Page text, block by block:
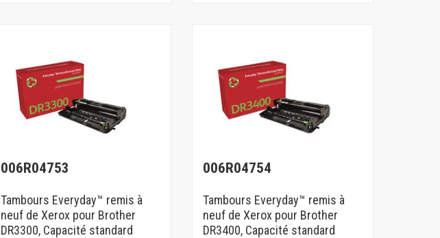
006R04753
Tambours Everyday™ remis à
neuf de Xerox pour Brother
DR3300, Capacité standard
006R04754
Tambours Everyday™ remis à
neuf de Xerox pour Brother
DR3400, Capacité standard